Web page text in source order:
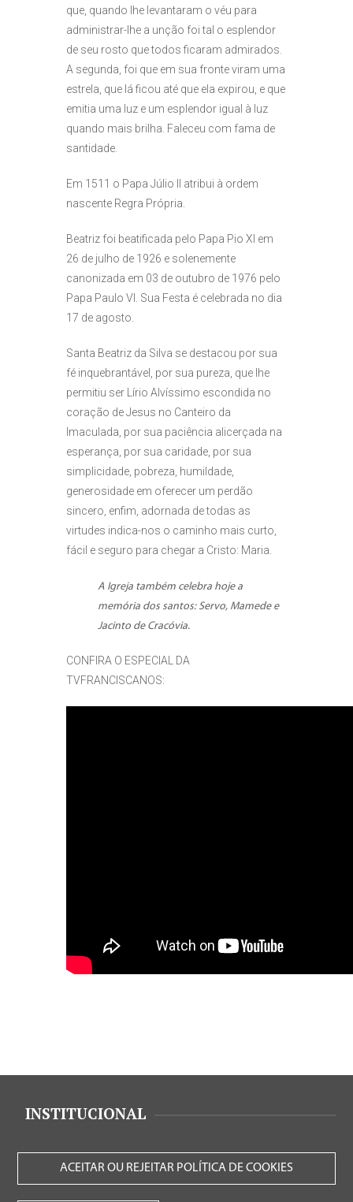
que, quando lhe levantaram o véu para
administrar-lhe a unção foi tal o esplendor
de seu rosto que todos ficaram admirados.
A segunda, foi que em sua fronte viram uma
estrela, que lá ficou até que ela expirou, e que
emitia uma luz e um esplendor igual à luz
quando mais brilha. Faleceu com fama de
santidade.
Em 1511 o Papa Júlio II atribui à ordem
nascente Regra Própria.
Beatriz foi beatificada pelo Papa Pio XI em
26 de julho de 1926 e solenemente
canonizada em 03 de outubro de 1976 pelo
Papa Paulo VI. Sua Festa é celebrada no dia
17 de agosto.
Santa Beatriz da Silva se destacou por sua
fé inquebrantável, por sua pureza, que lhe
permitiu ser Lírio Alvíssimo escondida no
coração de Jesus no Canteiro da
Imaculada, por sua paciência alicerçada na
esperança, por sua caridade, por sua
simplicidade, pobreza, humildade,
generosidade em oferecer um perdão
sincero, enfim, adornada de todas as
virtudes indica-nos o caminho mais curto,
fácil e seguro para chegar a Cristo: Maria.
A Igreja também celebra hoje a
memória dos santos: Servo, Mamede e
Jacinto de Cracóvia.
CONFIRA O ESPECIAL DA
TVFRANCISCANOS:
INSTITUCIONAL
ACEITAR OU REJEITAR POLÍTICA DE COOKIES